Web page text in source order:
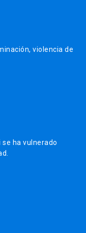
violencia de
ha vulnerado